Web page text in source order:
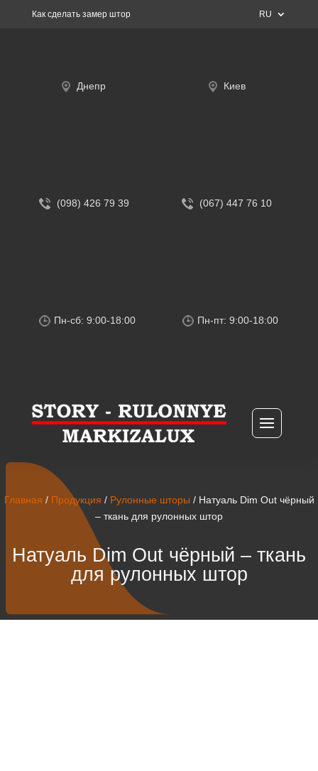
Как сделать замер штор RU
Днепр
(098) 426 79 39
Пн-сб: 9:00-18:00
Киев
(067) 447 76 10
Пн-пт: 9:00-18:00
Главная / Продукция / Рулонные шторы / Натуаль Dim Out чёрный
– ткань для рулонных штор
Натуаль Dim Out чёрный – ткань
для рулонных штор